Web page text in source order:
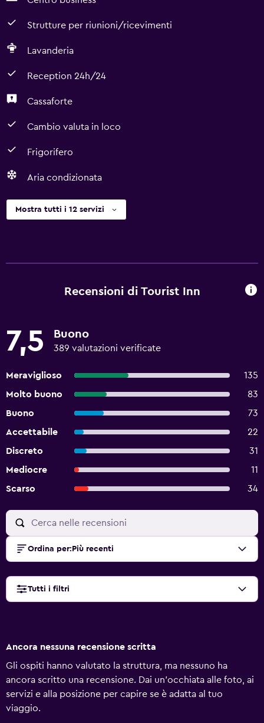
Strutture per riunioni/ricevimenti
Lavanderia
Reception 24h/24
Cassaforte
Cambio valuta in loco
Frigorifero
Aria condizionata
Mostra tutti i 12 servizi
Recensioni di Tourist Inn
7,5 Buono
389 valutazioni verificate
Meraviglioso
135
Molto buono
83
Buono
73
Accettabile
22
Discreto
31
Mediocre
11
Scarso
34
Ordina per: Più recenti
Tutti i filtri
Ancora nessuna recensione scritta
Gli ospiti hanno valutato la struttura, ma nessuno ha
ancora scritto una recensione. Dai un'occhiata alle foto, ai
servizi e alla posizione per capire se è adatta al tuo
viaggio.